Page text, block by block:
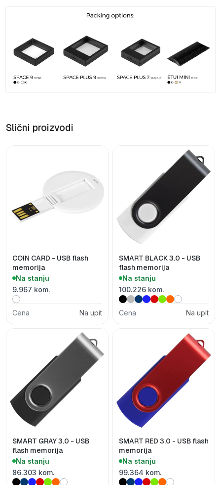
Slični proizvodi
COIN CARD - USB flash
memorija
Na stanju
9.967 kom.
Cena Na upit
SMART BLACK 3.0 - USB
flash memorija
Na stanju
100.226 kom.
Cena Na upit
SMART GRAY 3.0 - USB
flash memorija
Na stanju
86.303 kom.
SMART RED 3.0 - USB flash
memorija
Na stanju
99.364 kom.